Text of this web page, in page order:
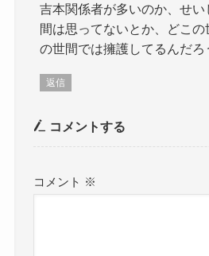
吉本関係者が多いのか、せ
間は思ってないとか、どこ
の世間では擁護してるんだろ
返信
コメントする
コメント ※